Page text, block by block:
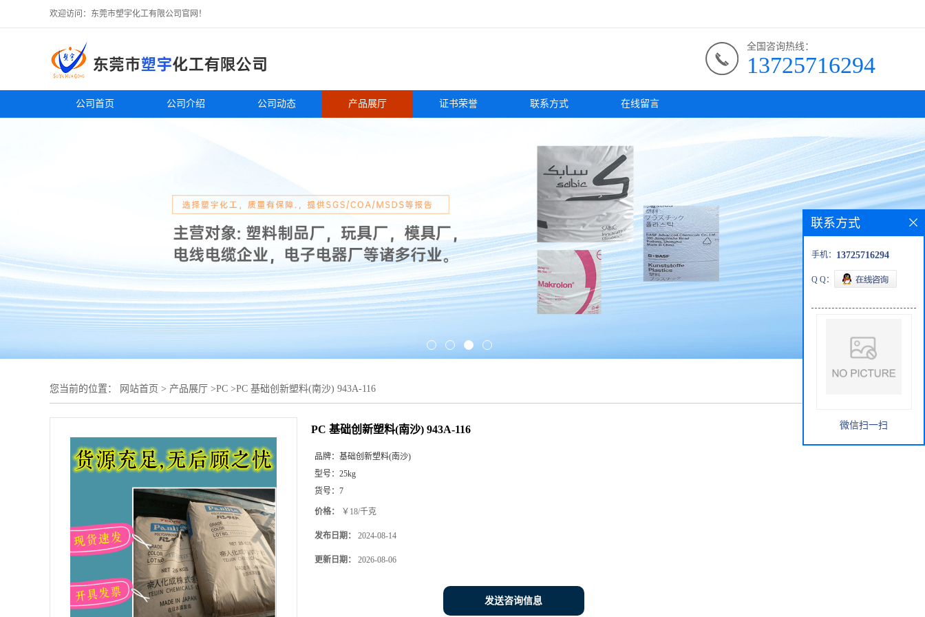
欢迎访问：东莞市塑宇化工有限公司官网！
全国咨询热线：
13725716294
公司首页 公司介绍 公司动态 产品展厅 证书荣誉 联系方式 在线留言
您当前的位置： 网站首页 > 产品展厅 >PC >PC 基础创新塑料(南沙) 943A-116
PC 基础创新塑料(南沙) 943A-116
品牌： 基础创新塑料(南沙)
型号： 25kg
货号： 7
价格： ￥18/千克
发布日期： 2024-08-14
更新日期： 2026-08-06
发送咨询信息
联系方式
手机： 13725716294
Q Q：
微信扫一扫